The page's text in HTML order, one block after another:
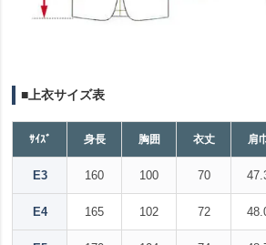
■上衣サイズ表
ｻｲｽﾞ 身長 胸囲 衣丈 肩
E3 160 100 70
E4 165 102 72